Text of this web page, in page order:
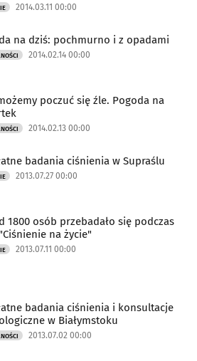
2014.03.11 00:00
na dziś: pochmurno i z opadami
2014.02.14 00:00
poczuć się źle. Pogoda na
2014.02.13 00:00
badania ciśnienia w Supraślu
2013.07.27 00:00
1800 osób przebadało się podczas
na życie"
2013.07.11 00:00
badania ciśnienia i konsultacje
w Białymstoku
2013.07.02 00:00